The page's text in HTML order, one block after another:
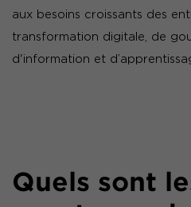
aux besoins croissants des
transformation digitale, de
d'information et
Quels sont